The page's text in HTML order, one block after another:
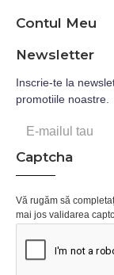
Contul Meu
Newsletter
Inscrie-te la
promotiile noastre.
Captcha
Vă rugăm să
mai jos validarea